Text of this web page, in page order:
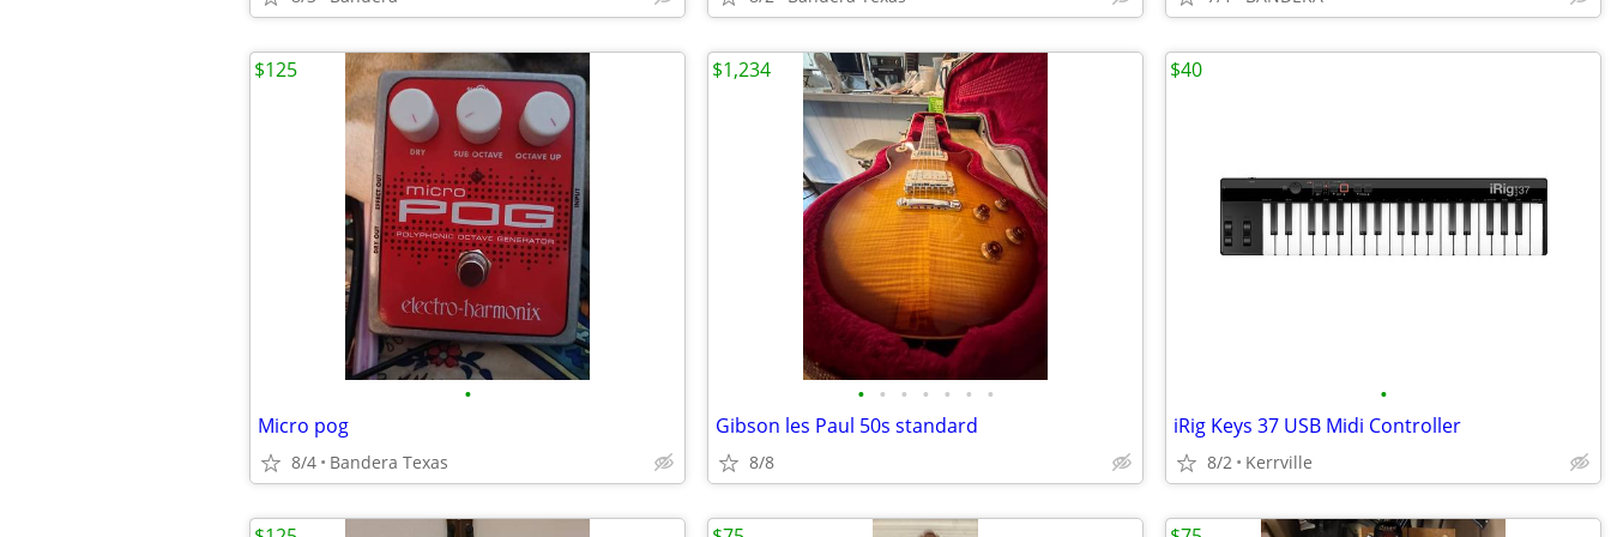
•
Micro pog
8/4 Bandera Texas
$125
• • • • • • •
Gibson les Paul 50s standard
8/8
$1,234
•
iRig Keys 37 USB Midi Controller
8/2 Kerrville
$40